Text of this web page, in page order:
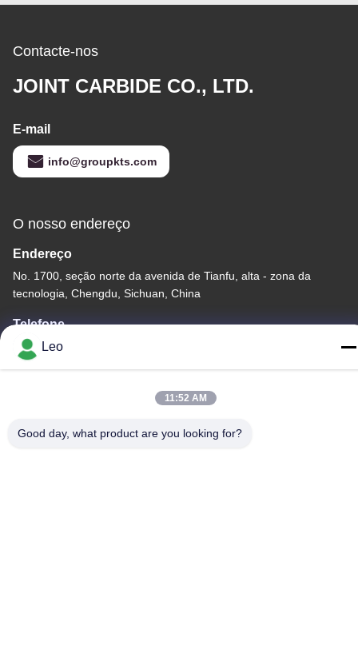
Contacte-nos
JOINT CARBIDE CO., LTD.
E-mail
info@groupkts.com
O nosso endereço
Endereço
No. 1700, seção norte da avenida de Tianfu, alta - zona da
tecnologia, Chengdu, Sichuan, China
Telefone
86--18483668520
Política de Privacidade|Mapa do Site
Leo
11:52 AM
Good day, what product are you looking for?